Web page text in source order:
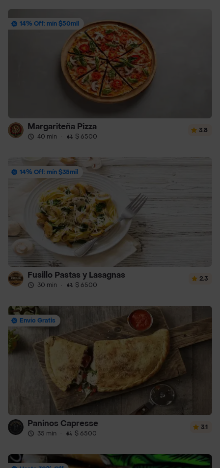
14% Off: mín $50mil
Margariteña Pizza
40 min · $ 6500
3.8
14% Off: mín $35mil
Fusillo Pastas y Lasagnas
30 min · $ 6500
2.3
Envío Gratis
Paninos Capresse
35 min · $ 6500
3.1